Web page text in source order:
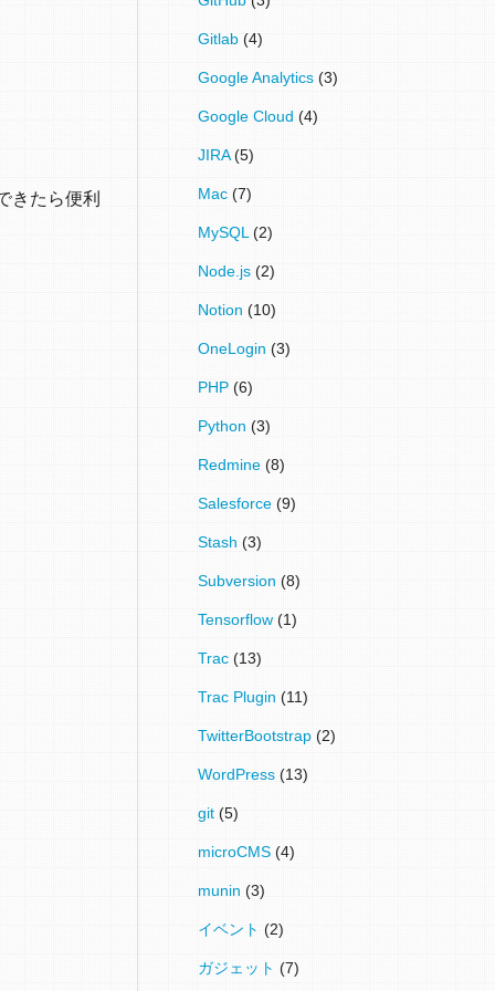
きたら便利
Gitlab(4)
Google Analytics(3)
Google Cloud(4)
JIRA(5)
Mac(7)
MySQL(2)
Node.js(2)
Notion(10)
OneLogin(3)
PHP(6)
Python(3)
Redmine(8)
Salesforce(9)
Stash(3)
Subversion(8)
Tensorflow(1)
Trac(13)
Trac Plugin(11)
TwitterBootstrap(2)
WordPress(13)
git(5)
microCMS(4)
munin(3)
イベント(2)
ガジェット(7)